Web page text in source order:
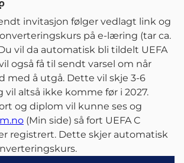
invitasjon følger vedlagt link og
på e-læring (tar ca.
vil da automatisk bli tildelt UEFA
også få til sendt varsel om når
med å utgå. Dette vil skje 3-6
vil altså ikke komme før i 2027.
og diplom vil kunne ses og
(Min side) så fort UEFA C
registrert. Dette skjer automatisk